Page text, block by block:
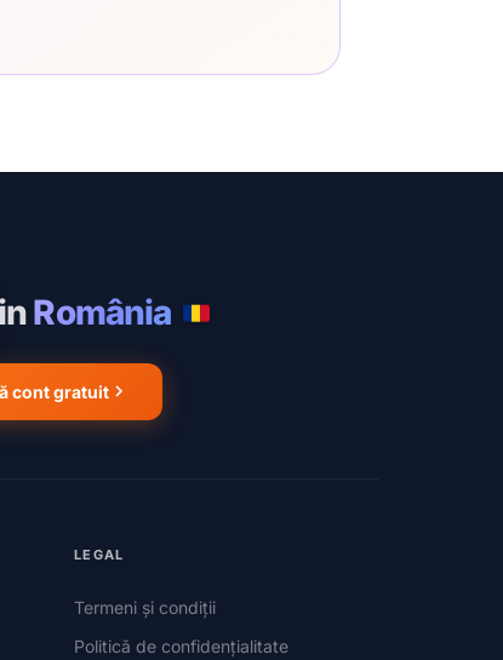
România
cont gratuit
LEGAL
Termeni și condiții
Politică de confidențialitate